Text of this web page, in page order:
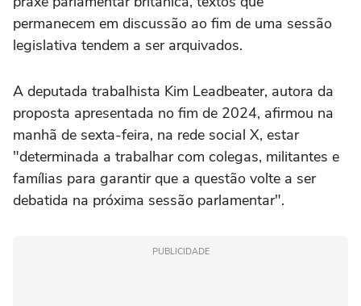
permanecem em discussão ao fim de uma sessão
legislativa tendem a ser arquivados.
A deputada trabalhista Kim Leadbeater, autora da
proposta apresentada no fim de 2024, afirmou na
manhã de sexta-feira, na rede social X, estar
"determinada a trabalhar com colegas, militantes e
famílias para garantir que a questão volte a ser
debatida na próxima sessão parlamentar".
PUBLICIDADE